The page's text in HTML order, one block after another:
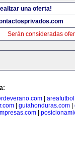
una oferta!
Serán consideradas
| guiahonduras.com|